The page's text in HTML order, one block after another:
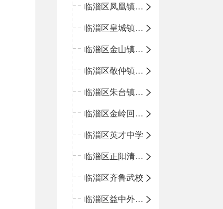
临淄区凤凰镇中心学校
临淄区皇城镇中心学校
临淄区金山镇中心学校
临淄区敬仲镇中心学校
临淄区朱台镇中心学校
临淄区金岭回族镇中心学校
临淄区英才中学
临淄区正阳清北实验学校
临淄区齐鲁武校
临淄区益中外语学校